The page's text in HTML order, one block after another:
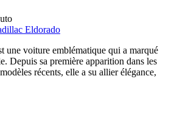
Eldorado
une voiture emblématique qui a marqué
Depuis sa première apparition dans les
récents, elle a su allier élégance,